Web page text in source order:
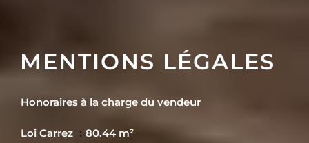
MENTIONS LÉGALES
Honoraires à la charge du vendeur
Loi Carrez 80.44 m²